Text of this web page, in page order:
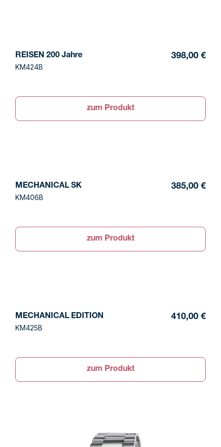
REISEN 200 Jahre
KM424B
398,00 €
zum Produkt
MECHANICAL SK
KM406B
385,00 €
zum Produkt
MECHANICAL EDITION
KM425B
410,00 €
zum Produkt